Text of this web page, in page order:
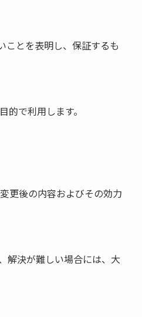
ことを表明し、保証するも
で利用します。
更後の内容およびその効力
解決が難しい場合には、大